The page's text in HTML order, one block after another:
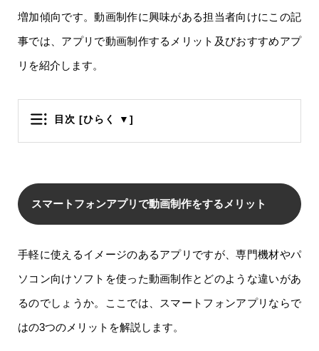
増加傾向です。動画制作に興味がある担当者向けにこの記
事では、アプリで動画制作するメリット及びおすすめアプ
リを紹介します。
目次 [ひらく ▼]
スマートフォンアプリで動画制作をするメリット
手軽に使えるイメージのあるアプリですが、専門機材やパ
ソコン向けソフトを使った動画制作とどのような違いがあ
るのでしょうか。ここでは、スマートフォンアプリならで
はの3つのメリットを解説します。